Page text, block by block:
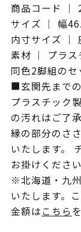
商品コード ｜
サイズ ｜ 幅
内寸サイズ
素材 ｜ プラス
同色2脚組のセ
■玄関先まで
プラスチック
の汚れはご了
縁の部分のさ
いたします。
お掛けください
※北海道・九
いたします。
金額はこちら